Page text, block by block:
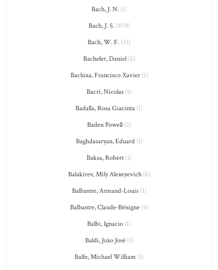
Bach, J. N. (1)
Bach, J. S.(870)
Bach, W. F. (33)
Bacheler, Daniel(2)
Bachixa, Francisco Xavier(1)
Bacri, Nicolas (1)
Badalla, Rosa Giacinta (1)
Baden Powell(2)
Baghdasaryan, Eduard(1)
Baksa, Robert (1)
Balakirev, Mily Alexeyevich(6)
Balbastre, Armand-Louis(1)
Balbastre, Claude-Bénigne(4)
Balbi, Ignacio (1)
Baldi, João José(1)
Balfe, Michael William (1)